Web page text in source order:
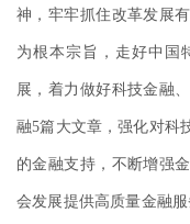
神，牢牢抓住改革发展
为根本宗旨，走好中国
展，着力做好科技金融
融5篇大文章，强化对科
的金融支持，不断增强
会发展提供高质量金融